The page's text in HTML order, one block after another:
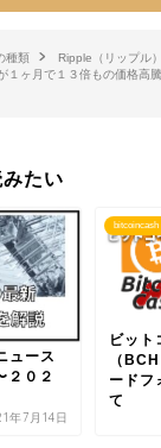
種類
Ripple（リップル）
１ヶ月で１３倍もの価格高
たい
ュース
２０２
年7月14日
ビット
（
ードフ
て